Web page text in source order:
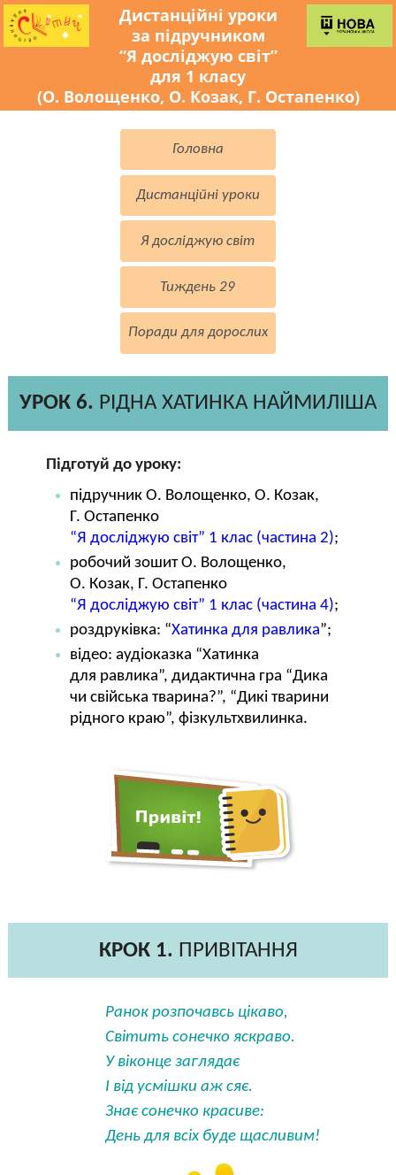
Дистанційні уроки
за підручником
“Я досліджую світ”
для 1 класу
(О. Волощенко, О. Козак, Г. Остапенко)
Головна
Дистанційні уроки
Я досліджую світ
Тиждень 29
Поради для дорослих
УРОК 6. РІДНА ХАТИНКА НАЙМИЛІША
Підготуй до уроку:
підручник О. Волощенко, О. Козак,
Г. Остапенко
“Я досліджую світ” 1 клас (частина 2);
робочий зошит О. Волощенко,
О. Козак, Г. Остапенко
“Я досліджую світ” 1 клас (частина 4);
роздруківка: “Хатинка для равлика”;
відео: аудіоказка “Хатинка
для равлика”, дидактична гра “Дика
чи свійська тварина?”, “Дикі тварини
рідного краю”, фізкультхвилинка.
КРОК 1. ПРИВІТАННЯ
Ранок розпочавсь цікаво,
Світить сонечко яскраво.
У віконце заглядає
І від усмішки аж сяє.
Знає сонечко красиве:
День для всіх буде щасливим!